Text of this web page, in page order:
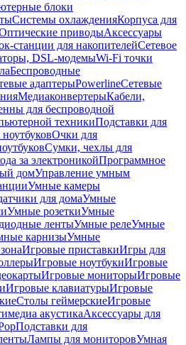
блоки
Системы охлажденияКорпуса для
приводыАксессуары
станции для накопителейСетевое
DSL-модемыWi-Fi точки
Беспроводные
адаптерыPowerlineСетевые
МедиаконвертерыКабели,
для беспроводной
техникиПодставки для
Очки для
Сумки, чехлы для
за электроникойПрограммное
домУправление умным
Умные камеры
для домаУмные
Умные розеткиУмные
лентыУмные релеУмные
карнизыУмные
Игровые приставкиИгры для
Игровые ноутбукиИгровые
Игровые мониторыИгровые
Игровые клавиатурыИгровые
Столы геймерскиеИгровые
акустикаАксессуары для
Подставки для
Лампы для мониторовУмная